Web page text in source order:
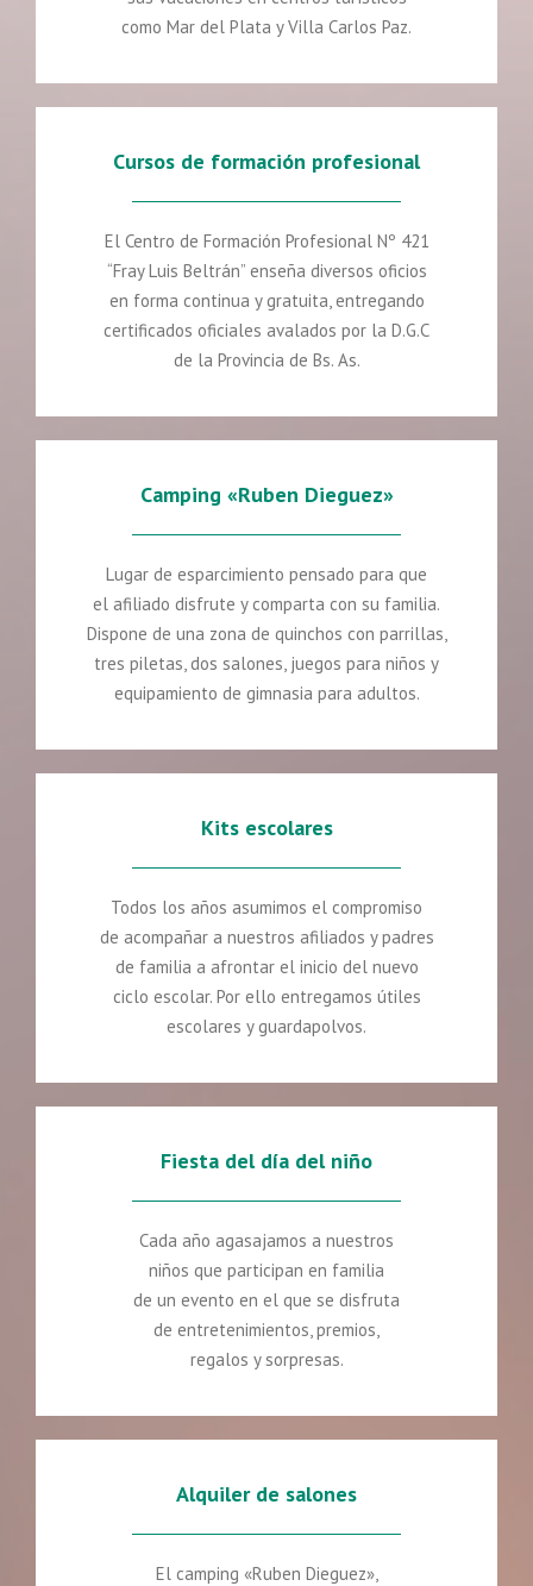
como Mar del Plata y Villa Carlos Paz.
Cursos de formación profesional
El Centro de Formación Profesional Nº 421
“Fray Luis Beltrán” enseña diversos oficios
en forma continua y gratuita, entregando
certificados oficiales avalados por la D.G.C
de la Provincia de Bs. As.
Camping «Ruben Dieguez»
Lugar de esparcimiento pensado para que
el afiliado disfrute y comparta con su familia.
Dispone de una zona de quinchos con parrillas,
tres piletas, dos salones, juegos para niños y
equipamiento de gimnasia para adultos.
Kits escolares
Todos los años asumimos el compromiso
de acompañar a nuestros afiliados y padres
de familia a afrontar el inicio del nuevo
ciclo escolar. Por ello entregamos útiles
escolares y guardapolvos.
Fiesta del día del niño
Cada año agasajamos a nuestros
niños que participan en familia
de un evento en el que se disfruta
de entretenimientos, premios,
regalos y sorpresas.
Alquiler de salones
El camping «Ruben Dieguez»,